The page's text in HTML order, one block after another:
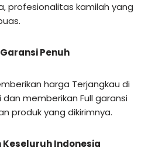
profesionalitas kamilah yang
Penuh
harga Terjangkau di
memberikan Full garansi
produk yang dikirimnya.
Indonesia